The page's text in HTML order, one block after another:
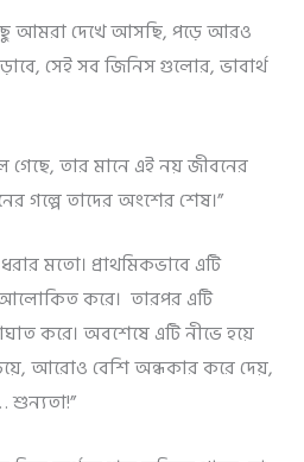
আমরা দেখে আসছি, পড়ে আরও
সেই সব জিনিস গুলোর, ভাবার্থ
তার মানে এই নয় জীবনের
গল্পে তাদের অংশের শেষ।”
মতো। প্রাথমিকভাবে এটি
আলোকিত করে। তারপর এটি
করে। অবশেষে এটি নীভে হয়ে
আরোও বেশি অন্ধকার করে দেয়,
শুন্যতা!”